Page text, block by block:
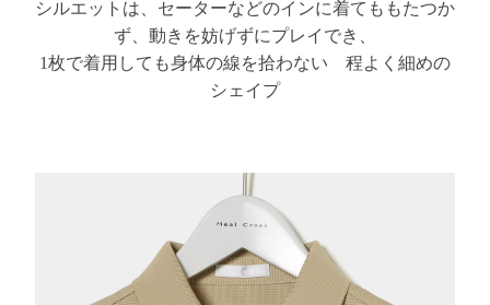
シルエットは、セーターなどのインに着てももたつか
ず、動きを妨げずにプレイでき、
1枚で着用しても身体の線を拾わない 程よく細めの
シェイプ